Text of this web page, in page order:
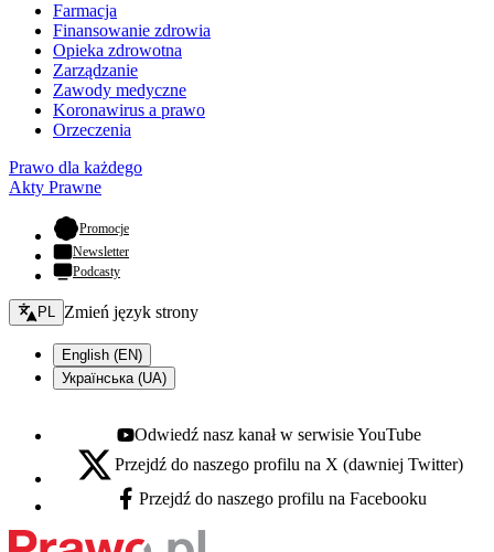
Farmacja
Finansowanie zdrowia
Opieka zdrowotna
Zarządzanie
Zawody medyczne
Koronawirus a prawo
Orzeczenia
Prawo dla każdego
Akty Prawne
Promocje- otwiera się w nowej karcie
Newsletter
Podcasty
Zmień język - bieżący:
PL Zmień język strony
English (EN)
Українська (UA)
Youtube - otwiera się w nowej karcie
Odwiedź nasz kanał w serwisie YouTube
X - otwiera się w nowej karcie
Przejdź do naszego profilu na X (dawniej Twitter)
Facebook - otwiera się w nowej karcie
Przejdź do naszego profilu na Facebooku